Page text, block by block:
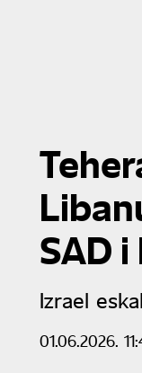
SAD
Izrael
01.06.2026.